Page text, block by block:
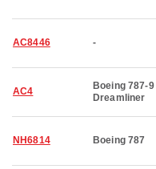
AC8446 -
AC4
Boeing 787-9
Dreamliner
NH6814 Boeing 787